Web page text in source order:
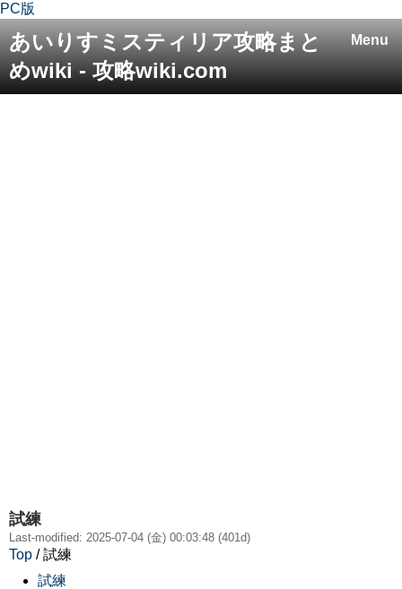
PC版
Menu
あいりすミスティリア攻略まと
めwiki - 攻略wiki.com
試練
Last-modified: 2025-07-04 (金) 00:03:48 (401d)
Top / 試練
試練